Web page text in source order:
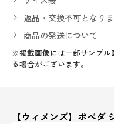
返品・交換不可となり
商品の発送について
※掲載画像には一部サンプル
る場合がございます。
【ウィメンズ】ポベダ